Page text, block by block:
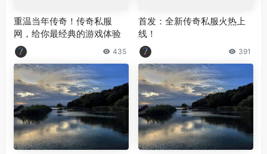
重温当年传奇！传奇私服
网，给你最经典的游戏体验
435
首发：全新传奇私服火热上
线！
391